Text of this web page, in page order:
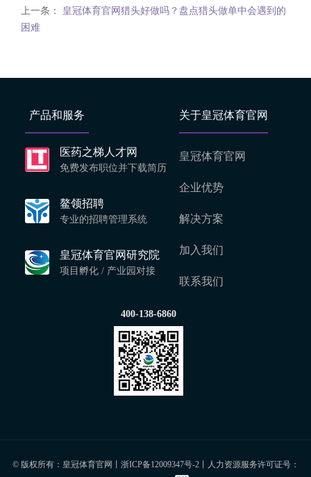
上一条： 皇冠体育官网猎头好做吗？盘点猎头做单中会遇到的
困难
产品和服务
医药之梯人才网
免费发布职位并下载简历
鳌领招聘
专业的招聘管理系统
皇冠体育官网研究院
项目孵化 / 产业园对接
关于皇冠体育官网
皇冠体育官网
企业优势
解决方案
加入我们
联系我们
400-138-6860
© 版权所有：皇冠体育官网丨 浙ICP备12009347号-2丨人力资源服务许可证号：